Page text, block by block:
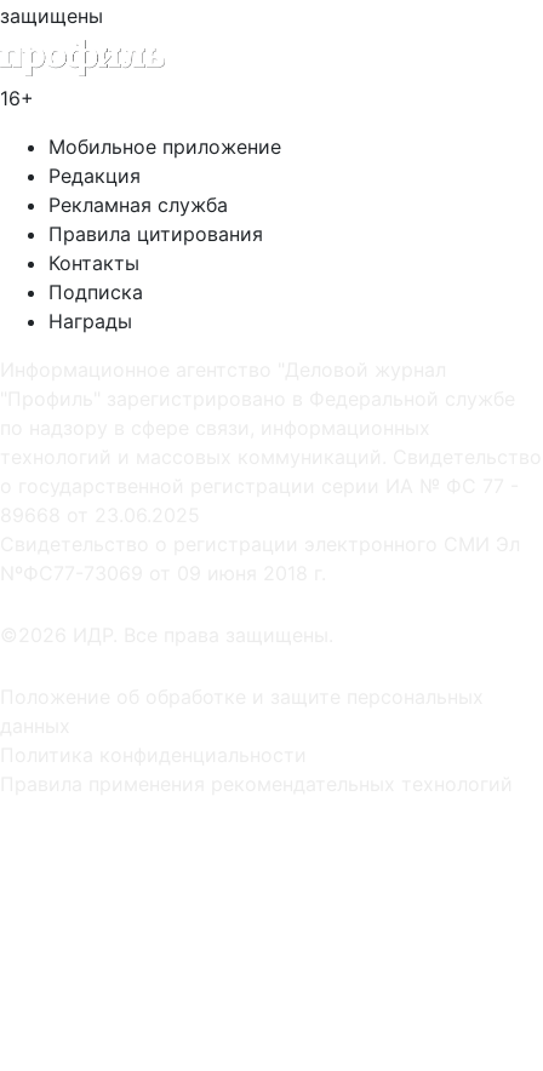
защищены
16+
Мобильное приложение
Редакция
Рекламная служба
Правила цитирования
Контакты
Подписка
Награды